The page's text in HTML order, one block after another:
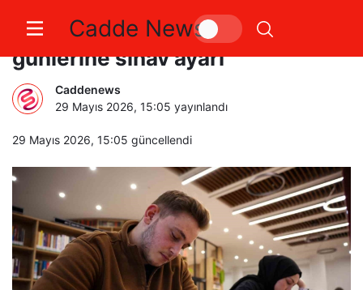
Cadde News
Kütüphanelerin çalışma
günlerine sınav ayarı
Caddenews
29 Mayıs 2026, 15:05 yayınlandı
29 Mayıs 2026, 15:05 güncellendi